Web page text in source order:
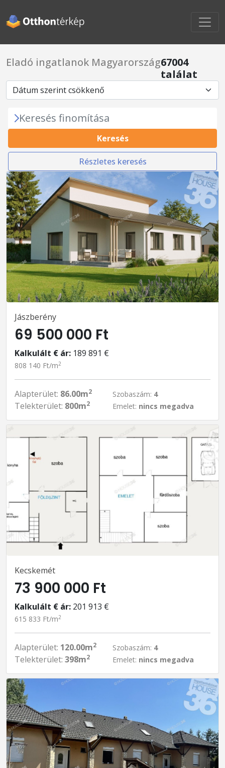
Eladó ingatlanok Magyarország67004
találat
Keresés finomítása
Keresés
Részletes keresés
Jászberény
69 500 000 Ft
Kalkulált € ár: 189 891 €
808 140 Ft/m2
Alapterület: 86.00m2
Telekterület: 800m2
Szobaszám: 4
Emelet: nincs megadva
Kecskemét
73 900 000 Ft
Kalkulált € ár: 201 913 €
615 833 Ft/m2
Alapterület: 120.00m2
Telekterület: 398m2
Szobaszám: 4
Emelet: nincs megadva